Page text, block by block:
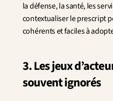
la défense, la santé, les
contextualiser le prescript
cohérents et faciles à
3. Les jeux
souvent ignorés